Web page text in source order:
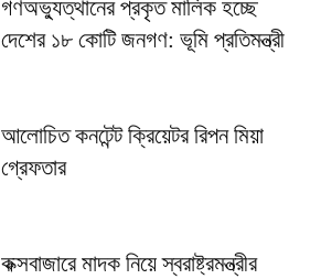
গণঅভ্যুত্থানের প্রকৃত মালিক হচ্ছে
দেশের ১৮ কোটি জনগণ: ভূমি প্রতিমন্ত্রী
আলোচিত কনটেন্ট ক্রিয়েটর রিপন মিয়া
গ্রেফতার
কক্সবাজারে মাদক নিয়ে স্বরাষ্ট্রমন্ত্রীর